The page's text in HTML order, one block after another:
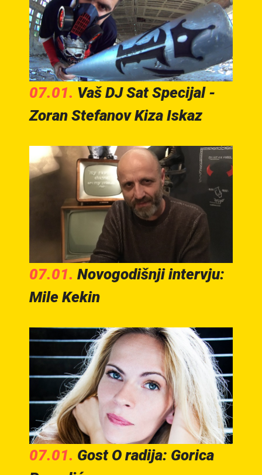
07.01. Vaš DJ Sat Specijal -
Zoran Stefanov Kiza Iskaz
07.01. Novogodišnji intervju:
Mile Kekin
07.01. Gost O radija: Gorica